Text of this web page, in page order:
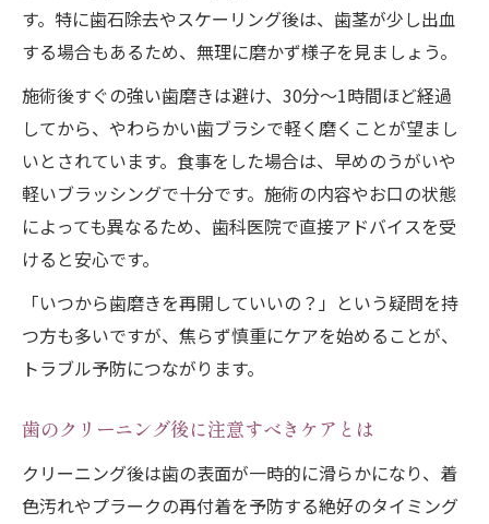
す。特に歯石除去やスケーリング後は、歯茎が少し出血
する場合もあるため、無理に磨かず様子を見ましょう。
施術後すぐの強い歯磨きは避け、30分〜1時間ほど経過
してから、やわらかい歯ブラシで軽く磨くことが望まし
いとされています。食事をした場合は、早めのうがいや
軽いブラッシングで十分です。施術の内容やお口の状態
によっても異なるため、歯科医院で直接アドバイスを受
けると安心です。
「いつから歯磨きを再開していいの？」という疑問を持
つ方も多いですが、焦らず慎重にケアを始めることが、
トラブル予防につながります。
歯のクリーニング後に注意すべきケアとは
クリーニング後は歯の表面が一時的に滑らかになり、着
色汚れやプラークの再付着を予防する絶好のタイミング